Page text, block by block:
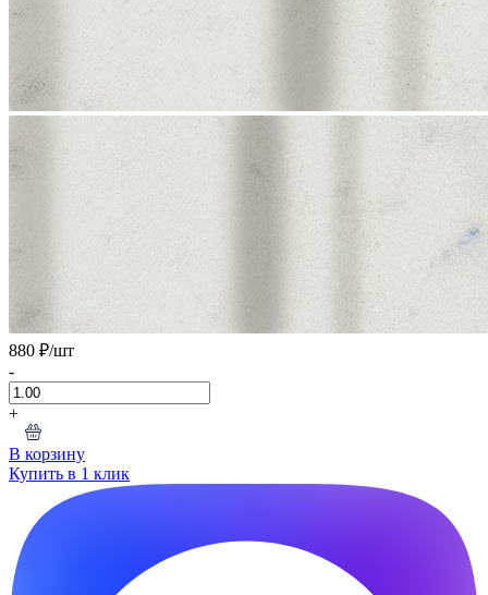
880 ₽/шт
-
+
В корзину
Купить в 1 клик